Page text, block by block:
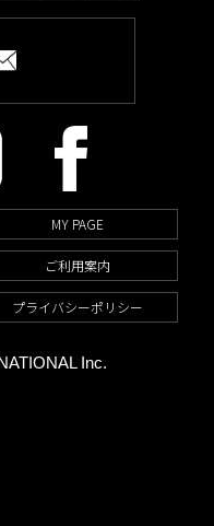
MY PAGE
ご利用案内
プライバシーポリシー
Inc.